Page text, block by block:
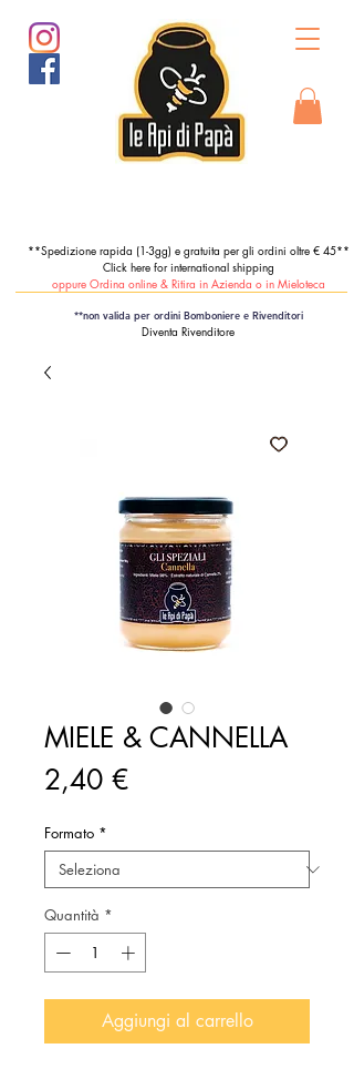
**Spedizione rapida (1-3gg) e gratuita per gli ordini oltre € 45**
Click here for international shipping
oppure Ordina online & Ritira in Azienda o in Mieloteca
**non valida per ordini Bomboniere e Rivenditori
Diventa Rivenditore
MIELE & CANNELLA
2,40 €Prezzo
Formato *
Quantità *
Aggiungi al carrello